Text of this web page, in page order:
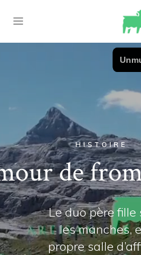
Le duo père fille
les manches,
propre salle
de
HISTOIRE